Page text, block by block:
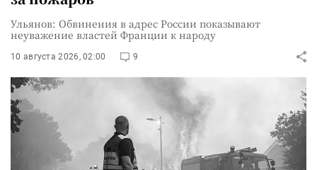
Ульянов: Обвинения в адрес России показывают
неуважение властей Франции к народу
10 августа 2026, 02:00 9